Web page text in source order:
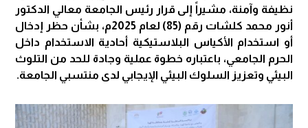
نظيفة وآمنة، مشيراً إلى قرار رئيس الجامعة معالي الدكتور
أنور محمد كلشات رقم (85) لعام 2025م، بشأن حظر إدخال
أو استخدام الأكياس البلاستيكية أحادية الاستخدام داخل
الحرم الجامعي، باعتباره خطوة عملية وجادة للحد من التلوث
البيئي وتعزيز السلوك البيئي الإيجابي لدى منتسبي الجامعة.